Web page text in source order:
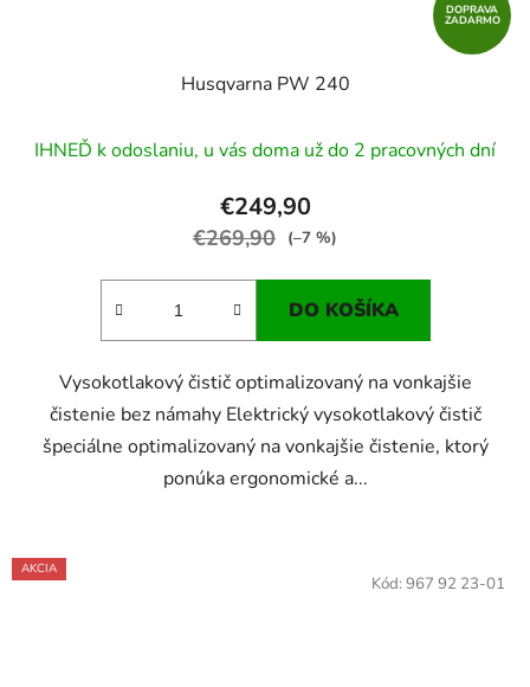
DOPRAVA
ZADARMO
Husqvarna PW 240
IHNEĎ k odoslaniu, u vás doma už do 2 pracovných dní
€249,90
€269,90 (–7 %)
DO KOŠÍKA
Vysokotlakový čistič optimalizovaný na vonkajšie
čistenie bez námahy Elektrický vysokotlakový čistič
špeciálne optimalizovaný na vonkajšie čistenie, ktorý
ponúka ergonomické a...
AKCIA
Kód: 967 92 23-01